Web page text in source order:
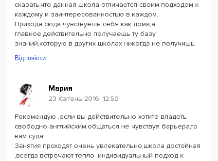
сказать,что данная школа отличается своим подходом к
каждому и заинтересованностью в каждом.
Приходя сюда чувствуешь себя как дома,а
главное,действительно получаешь ту базу
знаний,которую в других школах никогда не получишь.
Відповісти
Мария
23 Квітень 2016, 12:50
Рекомендую ,если вы действительно хотите владеть
свободно английским,общаться не чувствуя барьера,то
вам суда.
Занятия проходят очень увлекательно,школа достойная
,всегда встречают тепло ,индивидуальный подход к